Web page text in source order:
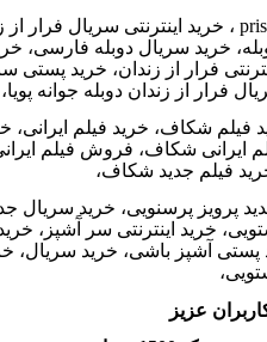
، خرید اینترنتی سریال فرار از
خرید سریال دوبله فارسی،
فرار از زندان، خرید پستی
فرار از زندان دوبله جوانه پویا،
شکاف، خرید فیلم ایرانی،
شکاف، فروش فیلم
خرید فیلم جدید شکاف،
پرویز پرسنویی، خرید سریال
خرید اینترنتی سر آَشپز،
آشپز باشی، خرید سریال،
عزیز